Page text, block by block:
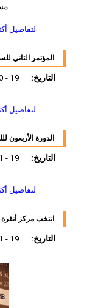
لتفاصيل
المؤتمر الثاني
التاريخ: 19 - 20 ديسمبر 2011
لتفاصيل
الدورة الأربعون
التاريخ: 19 - 21 ديسمبر 2011
لتفاصيل
انتخب مركز أنقرة
التاريخ: 19 - 21 ديسمبر 2011